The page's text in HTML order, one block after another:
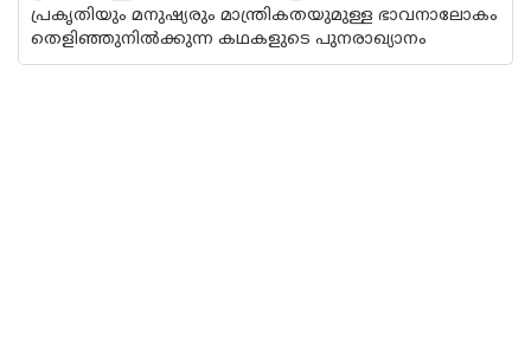
പ്രകൃതിയും മനുഷ്യരും മാന്ത്രികതയുമുള്ള ഭാവനാലോകം
തെളിഞ്ഞുനില്‍ക്കുന്ന കഥകളുടെ പുനരാഖ്യാനം